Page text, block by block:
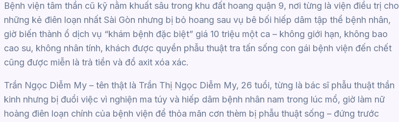
Bệnh viện tâm thần cũ kỹ nằm khuất sâu trong khu đất hoang quận 9, nơi từng là viện điều trị cho
những kẻ điên loạn nhất Sài Gòn nhưng bị bỏ hoang sau vụ bê bối hiếp dâm tập thể bệnh nhân,
giờ biến thành ổ dịch vụ “khám bệnh đặc biệt” giá 10 triệu một ca – không giới hạn, không bao
cao su, không nhân tính, khách được quyền phẫu thuật tra tấn sống con gái bệnh viện đến chết
cũng được miễn là trả tiền và đổ axit xóa xác.
Trần Ngọc Diễm My – tên thật là Trần Thị Ngọc Diễm My, 26 tuổi, từng là bác sĩ phẫu thuật thần
kinh nhưng bị đuổi việc vì nghiện ma túy và hiếp dâm bệnh nhân nam trong lúc mổ, giờ làm nữ
hoàng điên loạn chính của bệnh viện để thỏa mãn cơn thèm bị phẫu thuật sống – đứng trước